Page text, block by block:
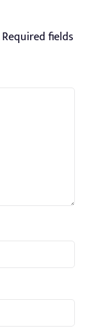
Required fields